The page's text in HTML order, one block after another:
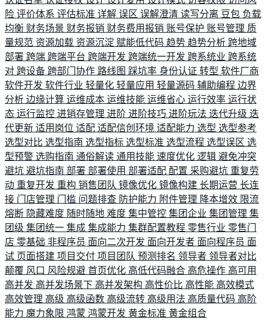
险 评价体系 评估标准 详解 误区 误解澄清 读写分离 豆包 负载
均衡 财务场景 财务报销 财务费用报销 账号保护 账号管理 质
量规范 资源加载 资源沉淀 赋能低代码 趋势 趋势分析 跨地域
部署 跨端 跨端平台 跨端开发 跨端统一开发 跨系统业 跨系统
对 跨设备 跨部门协作 路线图 踩坑率 身份认证 转型 软件厂商
软件开发 软件行业 轻量化 轻量应用 轻量源码 辅助编程 边界
分析 边缘计算 运维成本 运维技能 运维省心 运行效率 运行状
态 运行监控 进销存管理 进阶 进阶技巧 进阶玩法 迭代升级 迭
代更新 适用岗位 适配 适配信创环境 适配能力 选型 选型参考
选型对比 选型指南 选型指标 选型标准 选型流程 选型误区 选
型预警 选购指南 通俗解读 通用技能 速度优化 逻辑 避免冲突
避坑 避坑指南 部署 部署使用 部署适配 配置 采购避坑 重复劳
动 重复开发 重构 销售团队 镜像优化 镜像构建 长期运营 长连
接 门店管理 门槛 问题排查 防护能力 附件管理 降本增效 限流
熔断 隐藏难度 随时随地 难度 集中管控 集团企业 集团管理 集
团级 集团统一 集成 集成能力 集群配置教程 零售行业 零售门
店 零基础 非程序员 面向二次开发 面向开发者 面向程序员 面
试 页面搭建 项目交付 项目团队 预测排名 领导者 领导者对比
颠覆 风口 风险规避 首页优化 高低代码融合 高危操作 高可用
高并发 高并发场景下 高并发架构 高性价比 高性能 高效模式
高效管理 高级 高级函数 高级流转 高级用法 高质量代码 高阶
能力 魔力象限 鸿蒙 鸿蒙开发 黄金标准 黄金组合